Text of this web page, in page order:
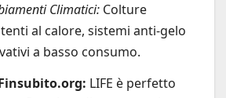
Climatici: Colture
al calore, sistemi anti-gelo
a basso consumo.
LIFE è perfetto